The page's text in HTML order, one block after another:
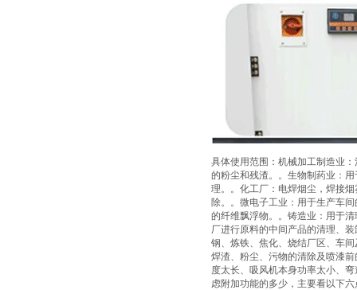
具体使用范围：机械加工制造业
的粉尘和残渣。。生物制药业：
理。。化工厂：电焊烟尘，焊接
除。。微电子工业：用于生产车
的纤维飘浮物。。铸造业：用于
厂进行原料的中间产品的清理、
钢、炼铁、焦化、烧结厂区、车
焊渣、粉尘、污物的清除及喷漆
度太长、吸风机本身功率太小、
虑附加功能的多少，主要看以下